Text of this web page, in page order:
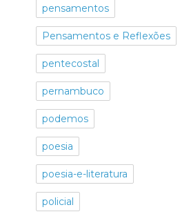
pensamentos
Pensamentos e Reflexões
pentecostal
pernambuco
podemos
poesia
poesia-e-literatura
policial